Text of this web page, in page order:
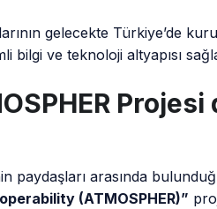
gelecekte Türkiye’de
ve teknoloji altyapısı
paydaşları arasında
(ATMOSPHER)”